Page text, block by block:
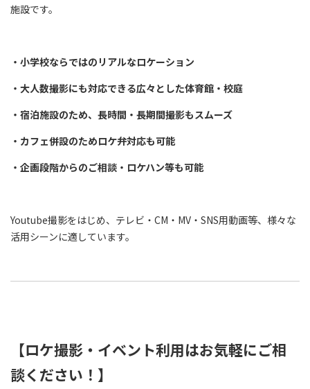
施設です。
・小学校ならではのリアルなロケーション
・大人数撮影にも対応できる広々とした体育館・校庭
・宿泊施設のため、長時間・長期間撮影もスムーズ
・カフェ併設のためロケ弁対応も可能
・企画段階からのご相談・ロケハン等も可能
Youtube撮影をはじめ、テレビ・CM・MV・SNS用動画等、様々な
活用シーンに適しています。
【ロケ撮影・イベント利用はお気軽にご相
談ください！】